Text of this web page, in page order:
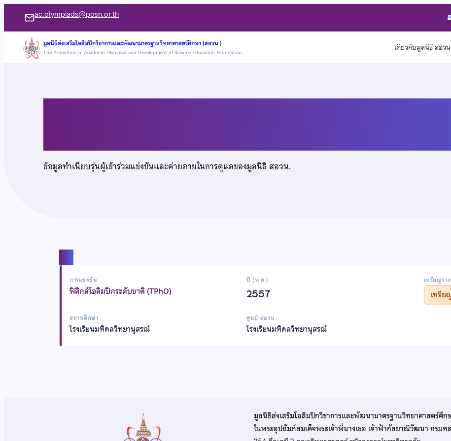
เนื้อหา
ac.olympiads@posn.or.th
มูลนิธิส่งเสริมโอลิมปิกวิชาการและพัฒนามาตรฐานวิทยาศาสตร์ศึกษา (สอวน.)
The Promotion of Academic Olympiad and Development of Science Education Foundation เกี่ยวกับมูลนิธิ สอว
ข้อมูลทำเนียบรุ่นผู้เข้าร่วมแข่งขันและค่ายภายในการดูแลของมูลนิธิ สอวน.
การแข่งขัน
ฟิสิกส์โอลิมปิกระดับชาติ (TPhO)
ปี (พ.ศ.)
2557
เหรียญรา
เหรีย
สถานศึกษา
โรงเรียนมหิดลวิทยานุสรณ์
ศูนย์ สอวน.
โรงเรียนมหิดลวิทยานุสรณ์
มูลนิธิส่งเสริมโอลิมปิกวิชาการและพัฒนามาตรฐานวิทยาศาสตร์ศึก
ในพระอุปถัมภ์สมเด็จพระเจ้าพี่นางเธอ เจ้าฟ้ากัลยาณิวัฒนา กรมห